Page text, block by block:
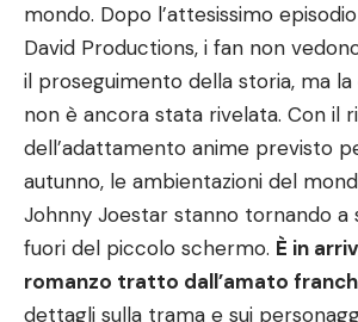
mondo. Dopo l’attesissimo
David Productions, i fan non
il proseguimento della storia, ma
non è ancora stata rivelata. Con il
dell’adattamento anime previsto
autunno, le ambientazioni del
Johnny Joestar stanno tornando a
fuori del piccolo schermo. È in
romanzo tratto dall’amato
dettagli sulla trama e sui